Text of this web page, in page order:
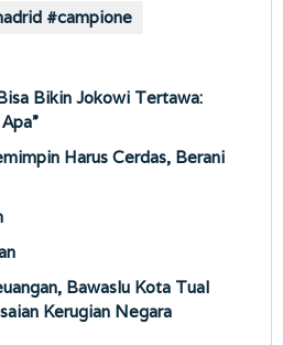
#campione
Bikin Jokowi Tertawa:
Harus Cerdas, Berani
Bawaslu Kota Tual
Kerugian Negara